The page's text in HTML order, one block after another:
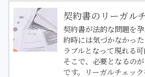
契約書のリーガル
契約書が法的な問題を
約時には気づかなかっ
ラブルとなって現れる可
そこで、必要となるの
です。リーガルチェッ